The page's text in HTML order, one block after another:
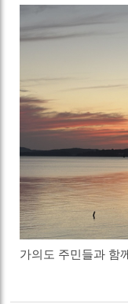
가의도 주민들과 함